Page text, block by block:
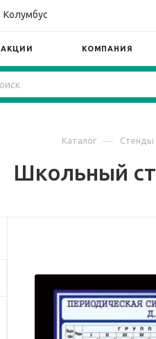
Колумбус
АКЦИИ КОМПАНИЯ
Каталог — Стенды
Школьный